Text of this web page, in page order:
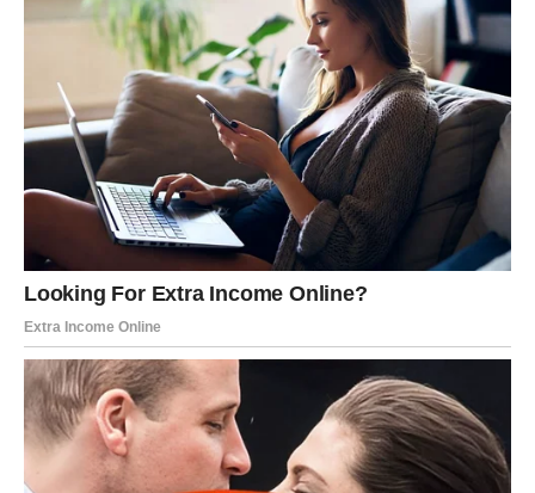
DEVICA
Za Devicu je petak dan jasnoće. Sve ono što vas je mučilo
prethodnih dana sada dobija smisao. Na poslu uspevate
da organizujete stvari i donesete odluku koja vam donosi
mir. Ovo je odličan dan za završavanje obaveza,
planiranje i rešavanje sitnih problema.
vezi, važno je da ne analizirate svaku sitnicu – uživajte u
trenutku. Slobodne Device mogu shvatiti da ih neko već
duže posmatra sa simpatijama. Petak vas uči da ne
morate sve držati pod kontrolom da bi stvari bile dobre.